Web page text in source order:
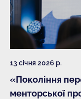
13 січня 2026 р.
«Покоління
менторської